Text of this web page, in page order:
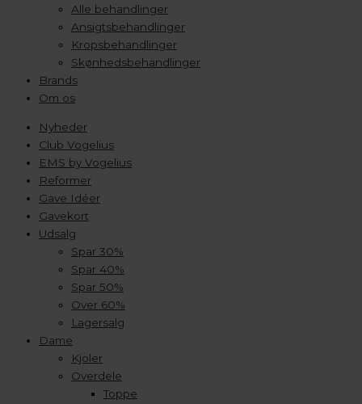
Alle behandlinger
Ansigtsbehandlinger
Kropsbehandlinger
Skønhedsbehandlinger
Brands
Om os
Nyheder
Club Vogelius
EMS by Vogelius
Reformer
Gave Idéer
Gavekort
Udsalg
Spar 30%
Spar 40%
Spar 50%
Over 60%
Lagersalg
Dame
Kjoler
Overdele
Toppe